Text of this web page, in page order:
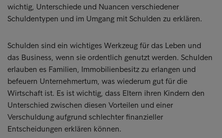
wichtig, Unterschiede und Nuancen verschiedener
Schuldentypen und im Umgang mit Schulden zu erklären.
Schulden sind ein wichtiges Werkzeug für das Leben und
das Business, wenn sie ordentlich genutzt werden. Schulden
erlauben es Familien, Immobilienbesitz zu erlangen und
befeuern Unternehmertum, was wiederum gut für die
Wirtschaft ist. Es ist wichtig, dass Eltern ihren Kindern den
Unterschied zwischen diesen Vorteilen und einer
Verschuldung aufgrund schlechter finanzieller
Entscheidungen erklären können.